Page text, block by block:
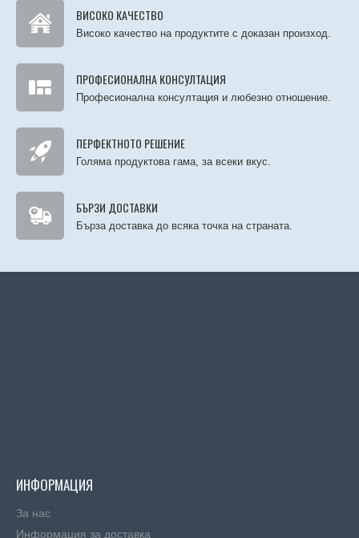
ВИСОКО КАЧЕСТВО
Високо качество на продуктите с доказан произход.
ПРОФЕСИОНАЛНА КОНСУЛТАЦИЯ
Професионална консултация и любезно отношение.
ПЕРФЕКТНОТО РЕШЕНИЕ
Голяма продуктова гама, за всеки вкус.
БЪРЗИ ДОСТАВКИ
Бърза доставка до всяка точка на страната.
ИНФОРМАЦИЯ
За нас
Информация за доставка